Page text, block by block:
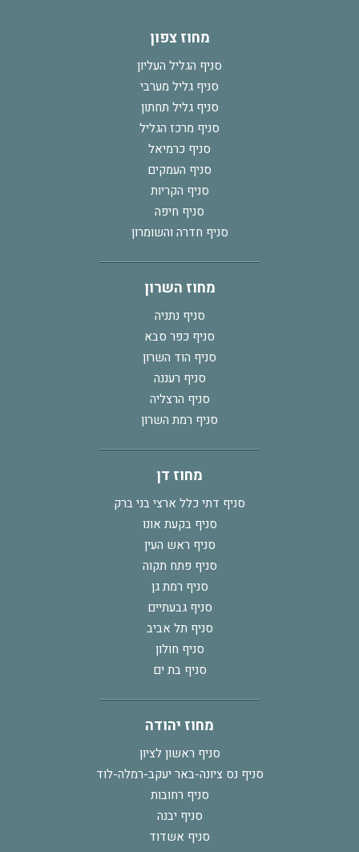
מחוז צפון
סניף הגליל העליון
סניף גליל מערבי
סניף גליל תחתון
סניף מרכז הגליל
סניף כרמיאל
סניף העמקים
סניף הקריות
סניף חיפה
סניף חדרה והשומרון
מחוז השרון
סניף נתניה
סניף כפר סבא
סניף הוד השרון
סניף רעננה
סניף הרצליה
סניף רמת השרון
מחוז דן
סניף דתי כלל ארצי בני ברק
סניף בקעת אונו
סניף ראש העין
סניף פתח תקוה
סניף רמת גן
סניף גבעתיים
סניף תל אביב
סניף חולון
סניף בת ים
מחוז יהודה
סניף ראשון לציון
סניף נס ציונה-באר יעקב-רמלה-לוד
סניף רחובות
סניף יבנה
סניף אשדוד